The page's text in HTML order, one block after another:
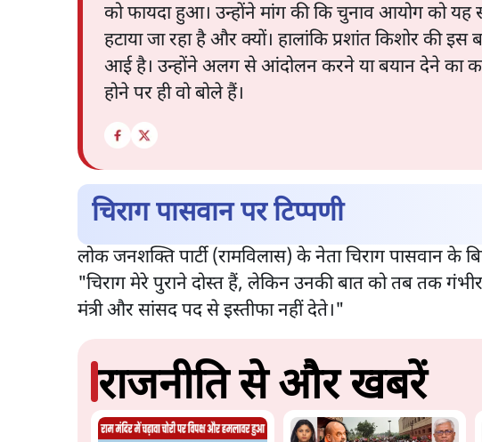
को फायदा हुआ। उन्होंने मांग की कि चुनाव आयोग को यह
हटाया जा रहा है और क्यों। हालांकि प्रशांत किशोर की इस
आई है। उन्होंने अलग से आंदोलन करने या बयान देने का
होने पर ही वो बोले हैं।
चिराग पासवान पर टिप्पणी
लोक जनशक्ति पार्टी (रामविलास) के नेता चिराग पासवान के
"चिराग मेरे पुराने दोस्त हैं, लेकिन उनकी बात को तब तक
मंत्री और सांसद पद से इस्तीफा नहीं देते।"
राजनीति से और खबरें